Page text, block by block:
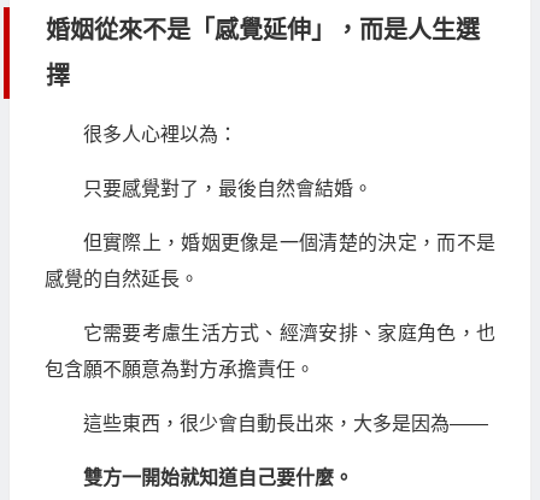
婚姻從來不是「感覺延伸」，而是人生選
擇
很多人心裡以為：
只要感覺對了，最後自然會結婚。
但實際上，婚姻更像是一個清楚的決定，而不是
感覺的自然延長。
它需要考慮生活方式、經濟安排、家庭角色，也
包含願不願意為對方承擔責任。
這些東西，很少會自動長出來，大多是因為——
雙方一開始就知道自己要什麼。